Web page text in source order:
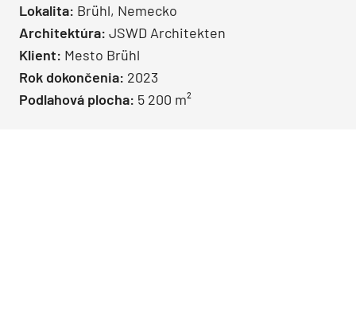
Lokalita: Brühl, Nemecko
Architektúra: JSWD Architekten
Klient: Mesto Brühl
Rok dokončenia: 2023
Podlahová plocha: 5 200 m²